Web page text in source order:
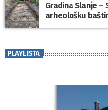
Gradina Slanje –
arheološku
PLAYLISTA